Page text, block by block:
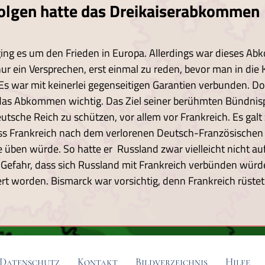
hatte das Dreikaiserabkommen
es um den Frieden in Europa. Allerdings war dieses
ein Versprechen, erst einmal zu reden, bevor man in die
war mit keinerlei gegenseitigen Garantien verbunden.
Abkommen wichtig. Das Ziel seiner berühmten
Reich zu schützen, vor allem vor Frankreich. Es galt
Frankreich nach dem verlorenen Deutsch-
üben würde. So hatte er Russland zwar vielleicht nicht
dass sich Russland mit Frankreich verbünden
worden. Bismarck war vorsichtig, denn Frankreich
Datenschutz Kontakt Bildverzeichnis Hilfe